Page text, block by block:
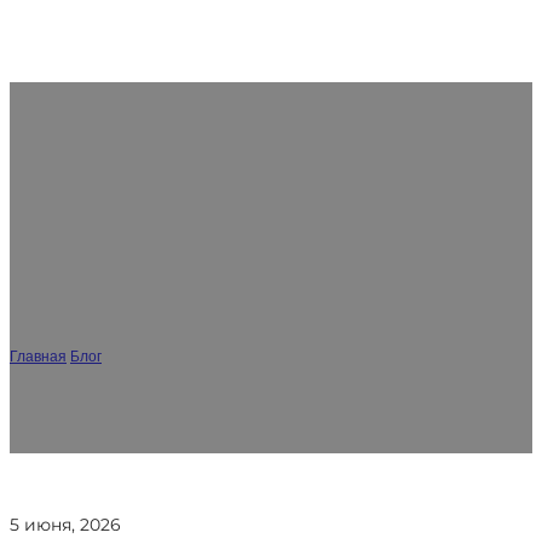
Главная Блог
5 июня, 2026